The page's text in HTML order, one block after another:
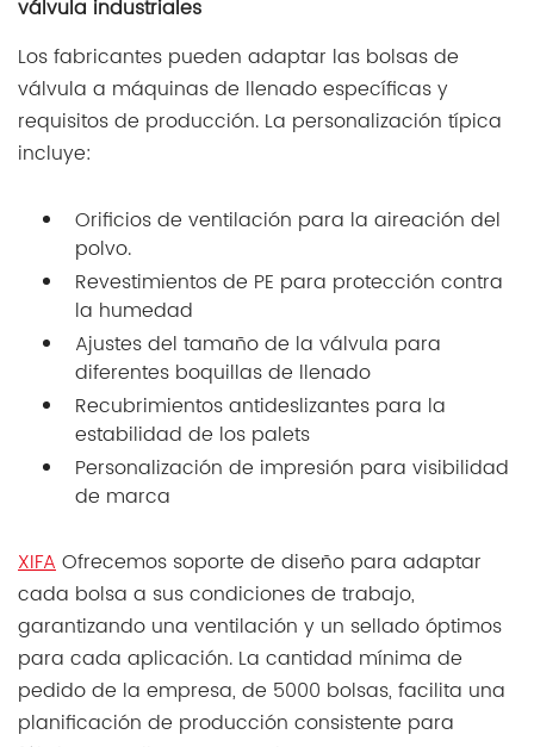
válvula industriales
Los fabricantes pueden adaptar las bolsas de
válvula a máquinas de llenado específicas y
requisitos de producción. La personalización típica
incluye:
Orificios de ventilación para la aireación del
polvo.
Revestimientos de PE para protección contra
la humedad
Ajustes del tamaño de la válvula para
diferentes boquillas de llenado
Recubrimientos antideslizantes para la
estabilidad de los palets
Personalización de impresión para visibilidad
de marca
XIFAOfrecemos soporte de diseño para adaptar
cada bolsa a sus condiciones de trabajo,
garantizando una ventilación y un sellado óptimos
para cada aplicación. La cantidad mínima de
pedido de la empresa, de 5000 bolsas, facilita una
planificación de producción consistente para